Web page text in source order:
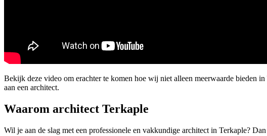
Bekijk deze video om erachter te komen hoe wij niet alleen meerwaarde bieden
aan een architect.
Waarom architect Terkaple
Wil je aan de slag met een professionele en vakkundige architect in Terkaple?